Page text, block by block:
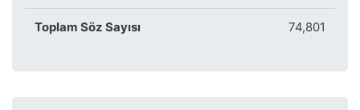
Toplam Söz Sayısı 74,801